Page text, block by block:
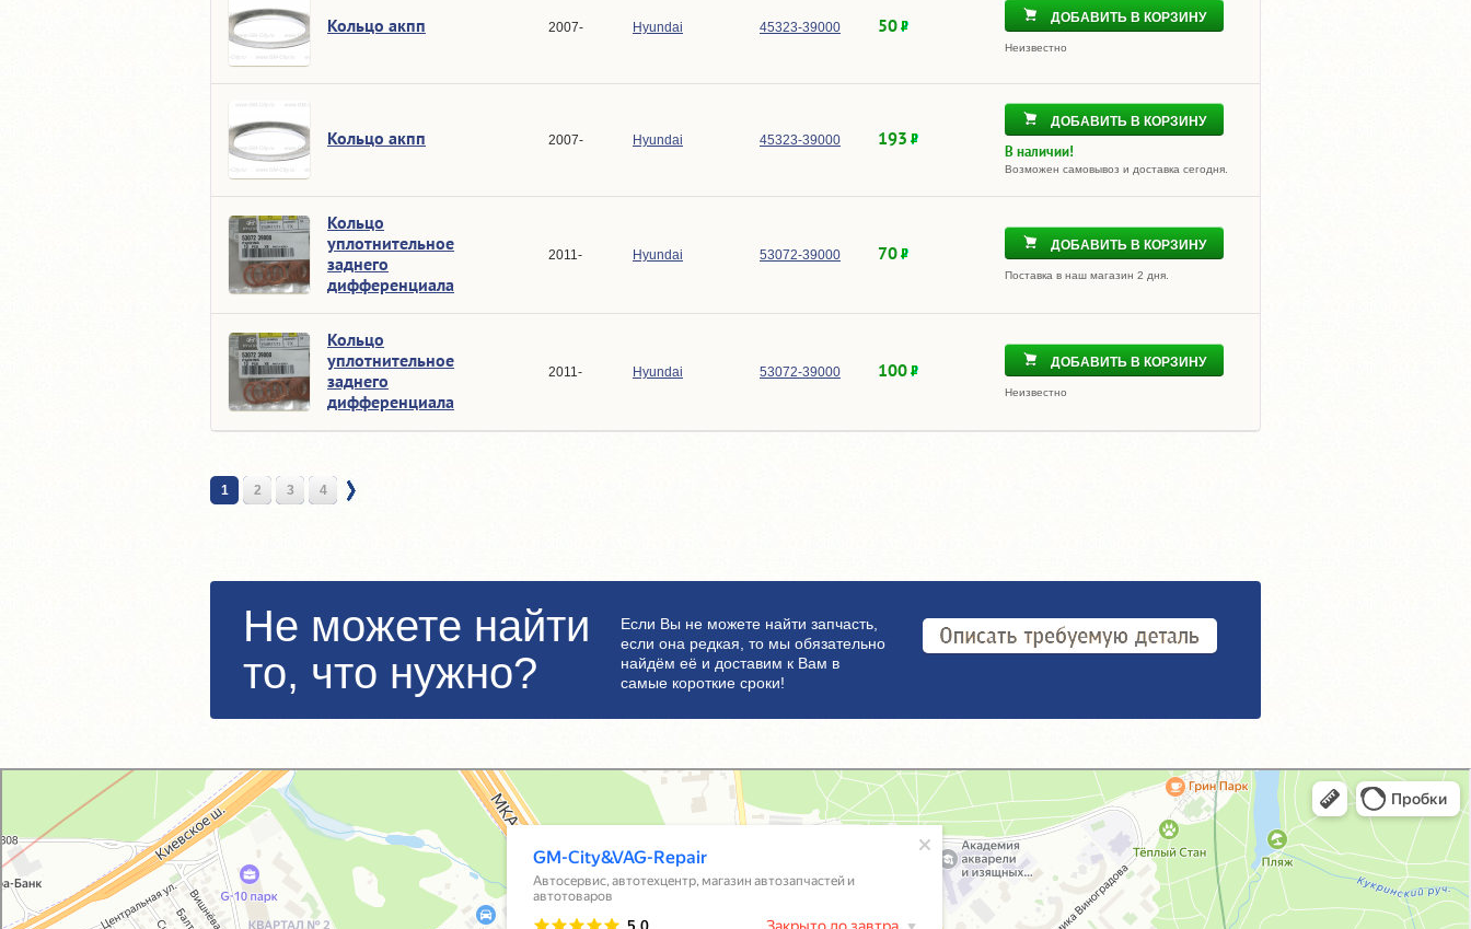
Кольцо акпп 2007- Hyundai 45323-39000 50 ДОБАВИТЬ В КОРЗИНУ
Неизвестно
Кольцо акпп 2007- Hyundai 45323-39000 193
ДОБАВИТЬ В КОРЗИНУ
В наличии!
Возможен самовывоз и доставка сегодня.
Кольцо
уплотнительное
заднего
дифференциала
2011- Hyundai 53072-39000 70 ДОБАВИТЬ В КОРЗИНУ
Поставка в наш магазин 2 дня.
Кольцо
уплотнительное
заднего
дифференциала
2011- Hyundai 53072-39000 100 ДОБАВИТЬ В КОРЗИНУ
Неизвестно
1 2 3 4
Не можете найти
то, что нужно?
Если Вы не можете найти запчасть,
если она редкая, то мы обязательно
найдём её и доставим к Вам в
самые короткие сроки!
GM-City&VAG-Repair
Автосервис, автотехцентр в Москве
Магазин автозапчастей и автотоваров в Москве